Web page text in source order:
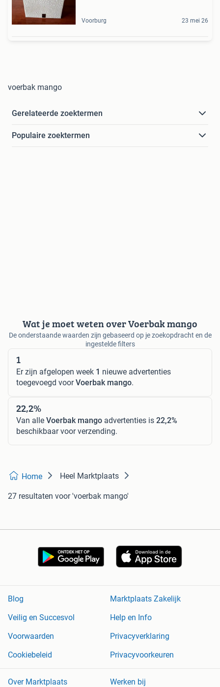
Voorburg 23 mei 26
voerbak mango
Gerelateerde zoektermen
Populaire zoektermen
Wat je moet weten over Voerbak mango
De onderstaande waarden zijn gebaseerd op je zoekopdracht en de
ingestelde filters
1
Er zijn afgelopen week 1 nieuwe advertenties
toegevoegd voorVoerbak mango.
22,2%
Van alle Voerbak mango advertenties is 22,2%
beschikbaar voor verzending.
Home Heel Marktplaats
27 resultaten voor 'voerbak mango'
Blog
Marktplaats Zakelijk
Veilig en Succesvol
Help en Info
Voorwaarden
Privacyverklaring
Cookiebeleid
Privacyvoorkeuren
Over Marktplaats Werken bij